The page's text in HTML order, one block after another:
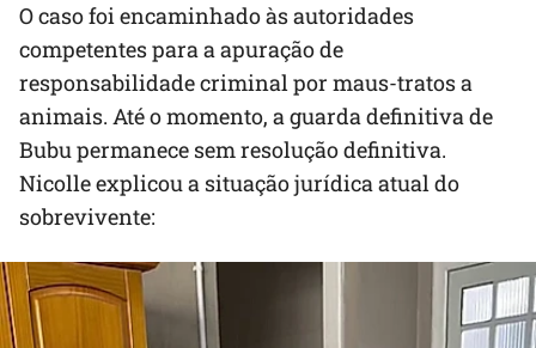
O caso foi encaminhado às autoridades
competentes para a apuração de
responsabilidade criminal por maus-tratos a
animais. Até o momento, a guarda definitiva de
Bubu permanece sem resolução definitiva.
Nicolle explicou a situação jurídica atual do
sobrevivente: